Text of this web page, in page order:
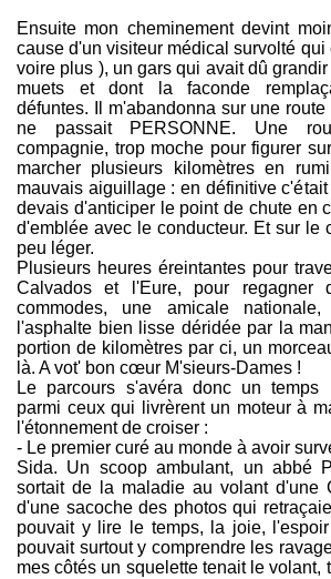
Ensuite mon cheminement devint
cause d'un visiteur médical survolté qui
voire plus ), un gars qui avait dû
muets et dont la faconde
défuntes. Il m'abandonna sur une
ne passait PERSONNE. Une
compagnie, trop moche pour figurer
marcher plusieurs kilomètres en
mauvais aiguillage : en définitive
devais d'anticiper le point de chute en
d'emblée avec le conducteur. Et sur le
peu léger.
Plusieurs heures éreintantes pour
Calvados et l'Eure, pour regagner
commodes, une amicale
l'asphalte bien lisse déridée par la
portion de kilomètres par ci, un
là. A vot' bon cœur M'sieurs-Dames !
Le parcours s'avéra donc un temps
parmi ceux qui livrèrent un moteur à
l'étonnement de croiser :
- Le premier curé au monde à avoir
Sida. Un scoop ambulant, un abbé
sortait de la maladie au volant d'une
d'une sacoche des photos qui
pouvait y lire le temps, la joie,
pouvait surtout y comprendre les
mes côtés un squelette tenait le volant,